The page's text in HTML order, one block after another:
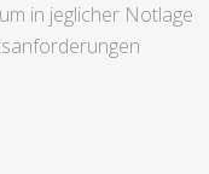
in jeglicher Notlage